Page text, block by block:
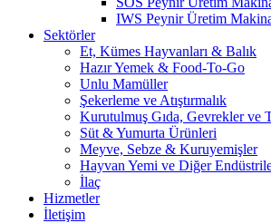
IWS Peynir Üretim
Sektörler
Et, Kümes Hayvanları & Balık
Hazır Yemek & Food-To-Go
Unlu Mamüller
Şekerleme ve Atıştırmalık
Kurutulmuş Gıda, Gevrekler ve
Süt & Yumurta Ürünleri
Meyve, Sebze & Kuruyemişler
Hayvan Yemi ve Diğer
İlaç
Hizmetler
İletişim